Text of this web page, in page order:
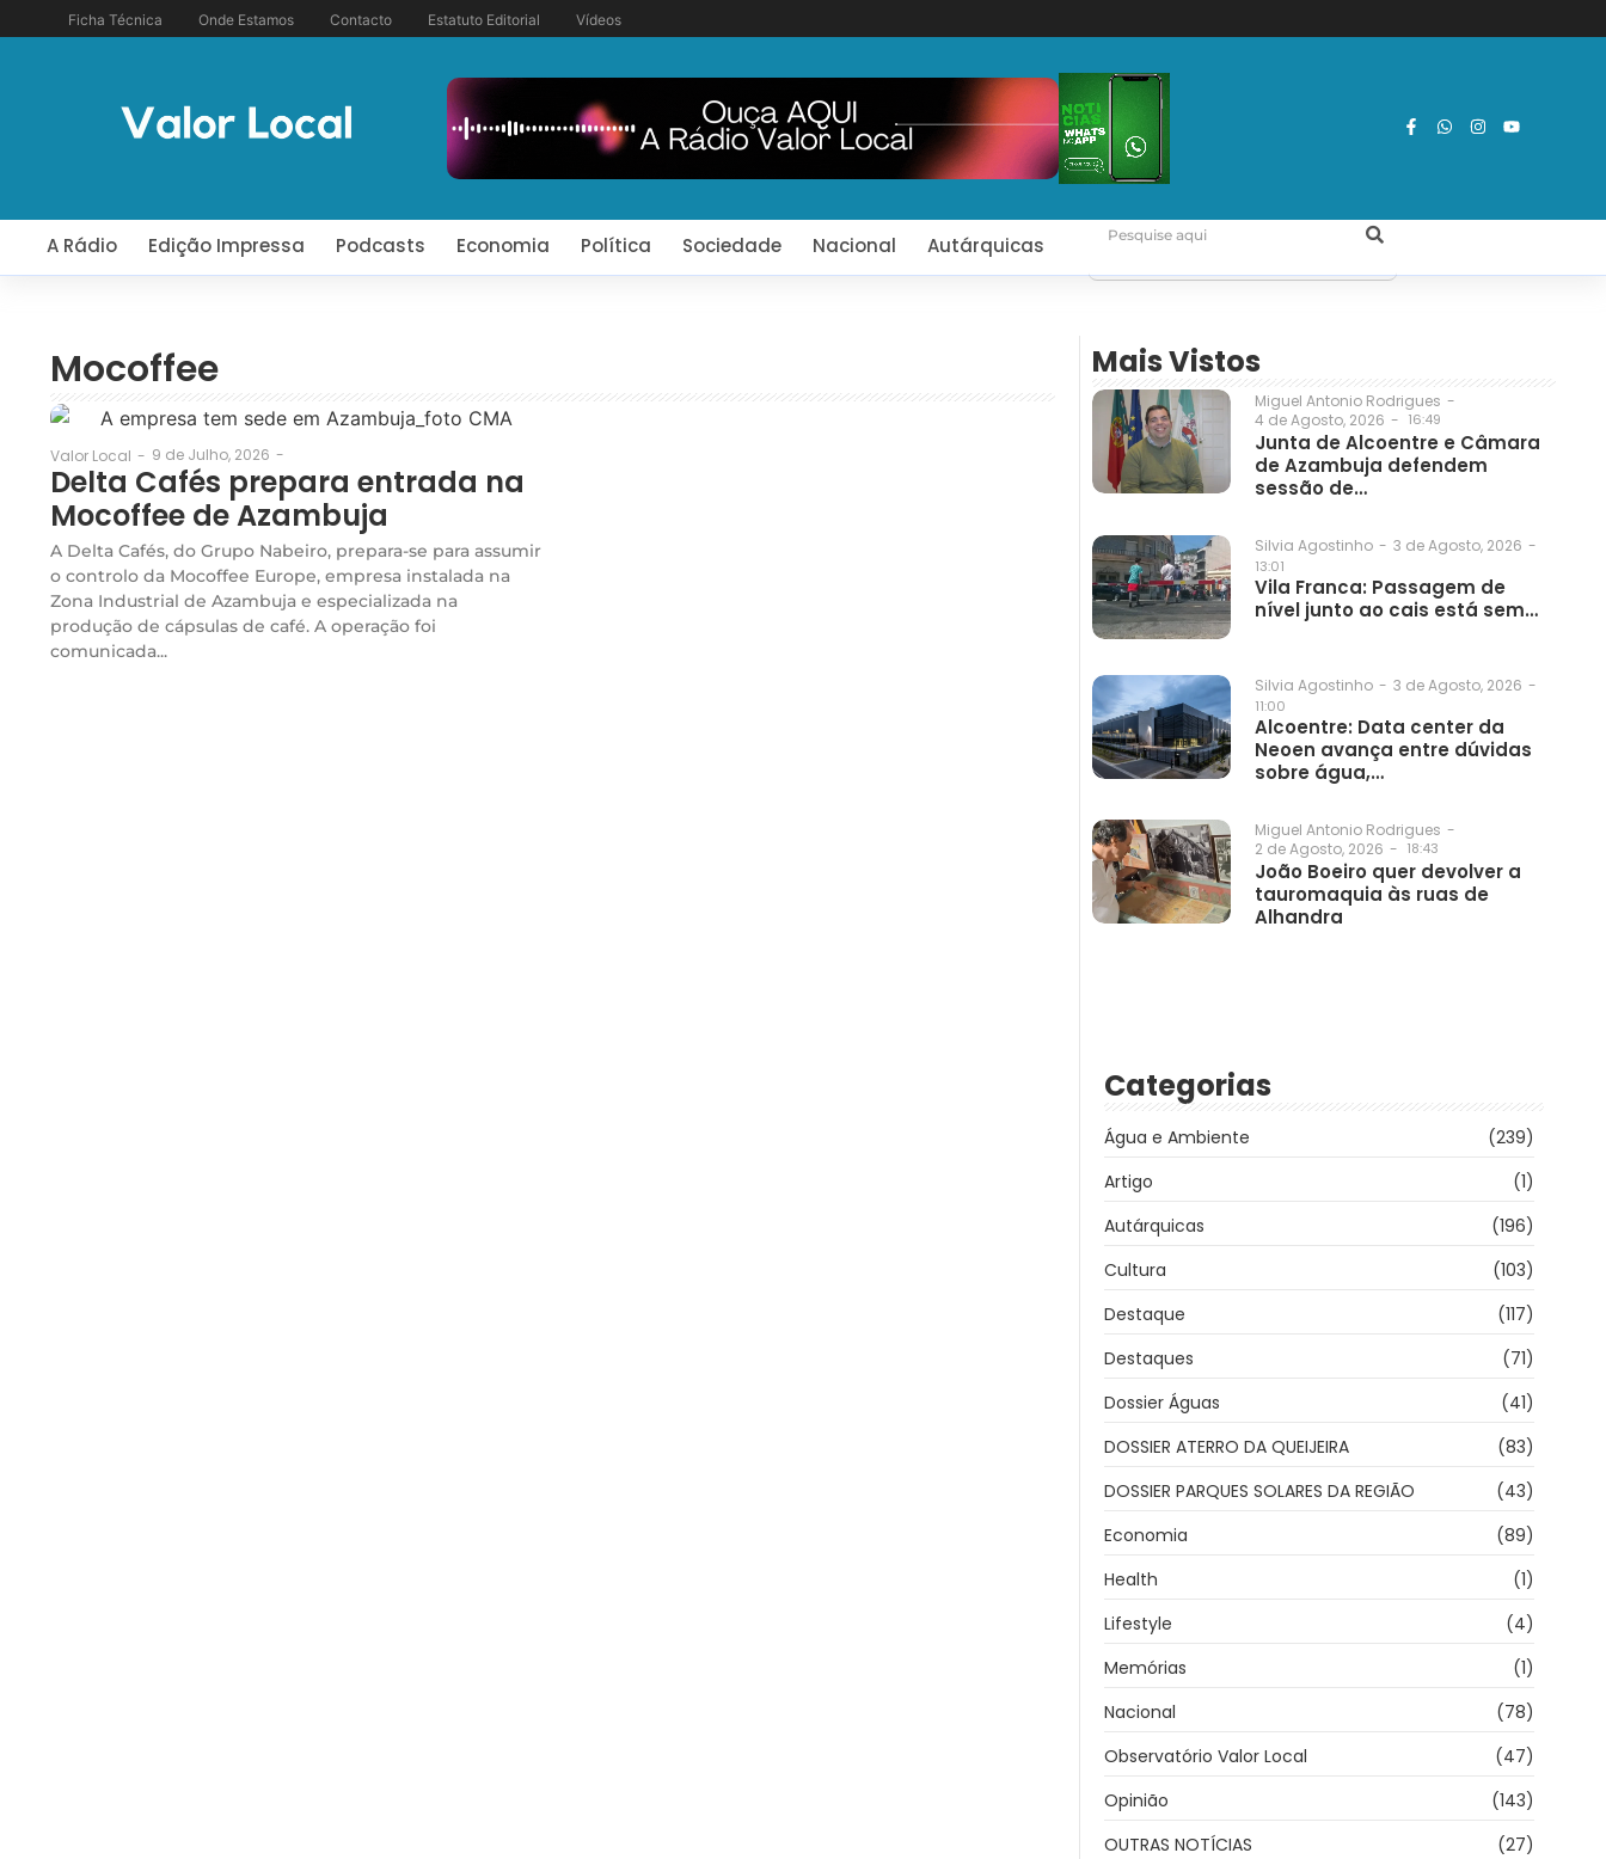
Ficha Técnica Onde Estamos Contacto Estatuto Editorial Vídeos
A Rádio Edição Impressa Podcasts Economia Política Sociedade Nacional Autárquicas
Mocoffee
Valor Local - 9 de Julho, 2026 -
Delta Cafés prepara entrada na
Mocoffee de Azambuja
A Delta Cafés, do Grupo Nabeiro, prepara-se para assumir
o controlo da Mocoffee Europe, empresa instalada na
Zona Industrial de Azambuja e especializada na
produção de cápsulas de café. A operação foi
comunicada...
Mais Vistos
Miguel Antonio Rodrigues -
4 de Agosto, 2026 - 16:49
Junta de Alcoentre e Câmara
de Azambuja defendem
sessão de…
Silvia Agostinho - 3 de Agosto, 2026 -
13:01
Vila Franca: Passagem de
nível junto ao cais está sem…
Silvia Agostinho - 3 de Agosto, 2026 -
11:00
Alcoentre: Data center da
Neoen avança entre dúvidas
sobre água,…
Miguel Antonio Rodrigues -
2 de Agosto, 2026 - 18:43
João Boeiro quer devolver a
tauromaquia às ruas de
Alhandra
Categorias
Água e Ambiente
(239)
Artigo
(1)
Autárquicas
(196)
Cultura
(103)
Destaque
(117)
Destaques
(71)
Dossier Águas
(41)
DOSSIER ATERRO DA QUEIJEIRA
(83)
DOSSIER PARQUES SOLARES DA REGIÃO
(43)
Economia
(89)
Health
(1)
Lifestyle
(4)
Memórias
(1)
Nacional
(78)
Observatório Valor Local
(47)
Opinião
(143)
OUTRAS NOTÍCIAS
(27)